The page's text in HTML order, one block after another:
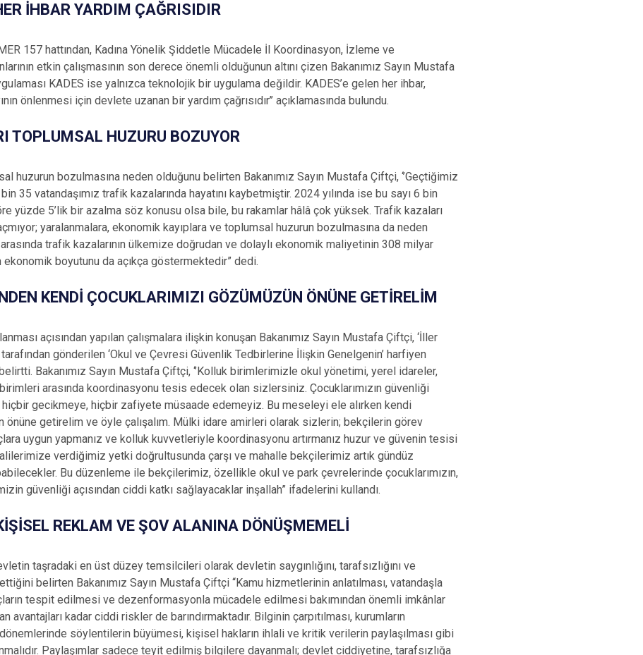
İHBAR YARDIM ÇAĞRISIDIR
157 hattından, Kadına Yönelik Şiddetle Mücadele İl Koordinasyon, İzleme ve
etkin çalışmasının son derece önemli olduğunun altını çizen Bakanımız Sayın Mustafa
KADES ise yalnızca teknolojik bir uygulama değildir. KADES’e gelen her ihbar,
önlenmesi için devlete uzanan bir yardım çağrısıdır’’ açıklamasında bulundu.
TOPLUMSAL HUZURU BOZUYOR
huzurun bozulmasına neden olduğunu belirten Bakanımız Sayın Mustafa Çiftçi, ‘’Geçtiğimiz
35 vatandaşımız trafik kazalarında hayatını kaybetmiştir. 2024 yılında ise bu sayı 6 bin
yüzde 5’lik bir azalma söz konusu olsa bile, bu rakamlar hâlâ çok yüksek. Trafik kazaları
yaralanmalara, ekonomik kayıplara ve toplumsal huzurun bozulmasına da neden
trafik kazalarının ülkemize doğrudan ve dolaylı ekonomik maliyetinin 308 milyar
ekonomik boyutunu da açıkça göstermektedir” dedi.
KENDİ ÇOCUKLARIMIZI GÖZÜMÜZÜN ÖNÜNE GETİRELİM
açısından yapılan çalışmalara ilişkin konuşan Bakanımız Sayın Mustafa Çiftçi, ‘İller
gönderilen ‘Okul ve Çevresi Güvenlik Tedbirlerine İlişkin Genelgenin’ harfiyen
Bakanımız Sayın Mustafa Çiftçi, ‘’Kolluk birimlerimizle okul yönetimi, yerel idareler,
arasında koordinasyonu tesis edecek olan sizlersiniz. Çocuklarımızın güvenliği
gecikmeye, hiçbir zafiyete müsaade edemeyiz. Bu meseleyi ele alırken kendi
önüne getirelim ve öyle çalışalım. Mülki idare amirleri olarak sizlerin; bekçilerin görev
uygun yapmanız ve kolluk kuvvetleriyle koordinasyonu artırmanız huzur ve güvenin tesisi
verdiğimiz yetki doğrultusunda çarşı ve mahalle bekçilerimiz artık gündüz
Bu düzenleme ile bekçilerimiz, özellikle okul ve park çevrelerinde çocuklarımızın,
güvenliği açısından ciddi katkı sağlayacaklar inşallah” ifadelerini kullandı.
REKLAM VE ŞOV ALANINA DÖNÜŞMEMELİ
taşradaki en üst düzey temsilcileri olarak devletin saygınlığını, tarafsızlığını ve
belirten Bakanımız Sayın Mustafa Çiftçi “Kamu hizmetlerinin anlatılması, vatandaşla
tespit edilmesi ve dezenformasyonla mücadele edilmesi bakımından önemli imkânlar
avantajları kadar ciddi riskler de barındırmaktadır. Bilginin çarpıtılması, kurumların
dönemlerinde söylentilerin büyümesi, kişisel hakların ihlali ve kritik verilerin paylaşılması gibi
Paylaşımlar sadece teyit edilmiş bilgilere dayanmalı; devlet ciddiyetine, tarafsızlığa